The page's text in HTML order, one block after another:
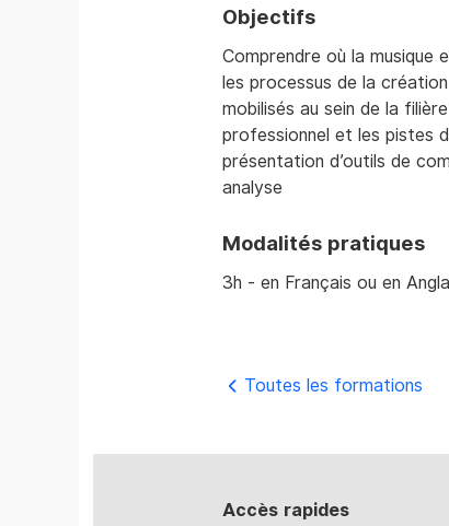
Objectifs
Comprendre où la musique
les processus de la
mobilisés au sein de la
professionnel et les pistes
présentation d’outils de
analyse
Modalités pratiques
3h - en Français ou en
Toutes les formations
Accès rapides